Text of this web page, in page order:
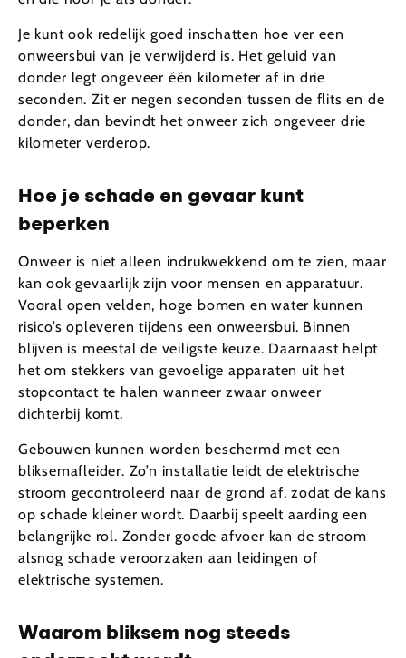
Je kunt ook redelijk goed inschatten hoe ver een
onweersbui van je verwijderd is. Het geluid van
donder legt ongeveer één kilometer af in drie
seconden. Zit er negen seconden tussen de flits en de
donder, dan bevindt het onweer zich ongeveer drie
kilometer verderop.
Hoe je schade en gevaar kunt
beperken
Onweer is niet alleen indrukwekkend om te zien, maar
kan ook gevaarlijk zijn voor mensen en apparatuur.
Vooral open velden, hoge bomen en water kunnen
risico’s opleveren tijdens een onweersbui. Binnen
blijven is meestal de veiligste keuze. Daarnaast helpt
het om stekkers van gevoelige apparaten uit het
stopcontact te halen wanneer zwaar onweer
dichterbij komt.
Gebouwen kunnen worden beschermd met een
bliksemafleider. Zo’n installatie leidt de elektrische
stroom gecontroleerd naar de grond af, zodat de kans
op schade kleiner wordt. Daarbij speelt aarding een
belangrijke rol. Zonder goede afvoer kan de stroom
alsnog schade veroorzaken aan leidingen of
elektrische systemen.
Waarom bliksem nog steeds